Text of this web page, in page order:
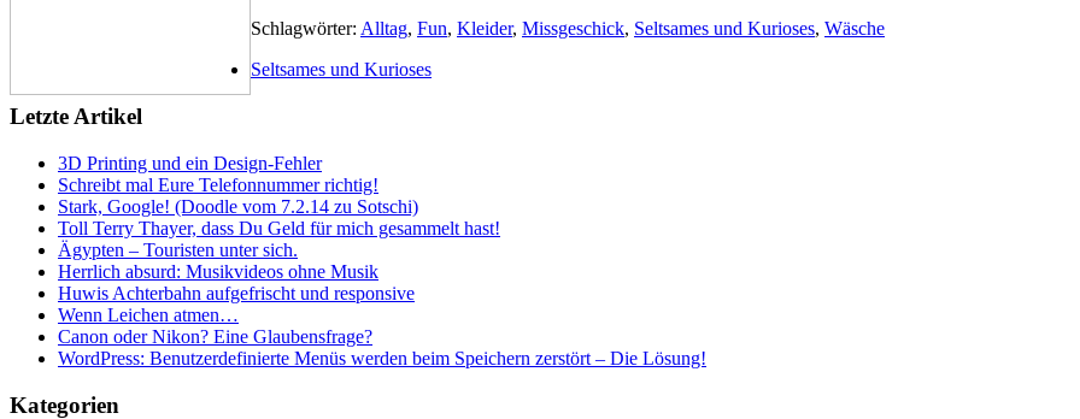
Schlagwörter: Alltag, Fun, Kleider, Missgeschick, Seltsames und Kurioses, Wäsche
Seltsames und Kurioses
Letzte Artikel
3D Printing und ein Design-Fehler
Schreibt mal Eure Telefonnummer richtig!
Stark, Google! (Doodle vom 7.2.14 zu Sotschi)
Toll Terry Thayer, dass Du Geld für mich gesammelt hast!
Ägypten – Touristen unter sich.
Herrlich absurd: Musikvideos ohne Musik
Huwis Achterbahn aufgefrischt und responsive
Wenn Leichen atmen…
Canon oder Nikon? Eine Glaubensfrage?
WordPress: Benutzerdefinierte Menüs werden beim Speichern zerstört – Die Lösung!
Kategorien